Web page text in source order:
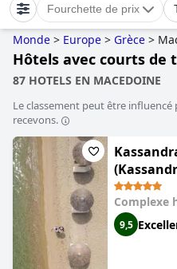
Fourchette de prix
Monde > Europe > Grèce >
Hôtels avec courts de
87 HOTELS EN MACEDOINE
Le classement peut être
recevons.
Complexe
9,5